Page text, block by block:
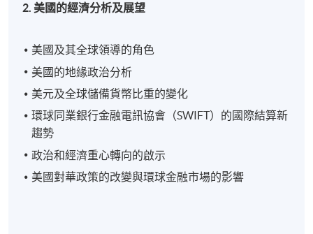
2. 美國的經濟分析及展望
美國及其全球領導的角色
美國的地緣政治分析
美元及全球儲備貨幣比重的變化
環球同業銀行金融電訊協會（SWIFT）的國際結算新
趨勢
政治和經濟重心轉向的啟示
美國對華政策的改變與環球金融市場的影響